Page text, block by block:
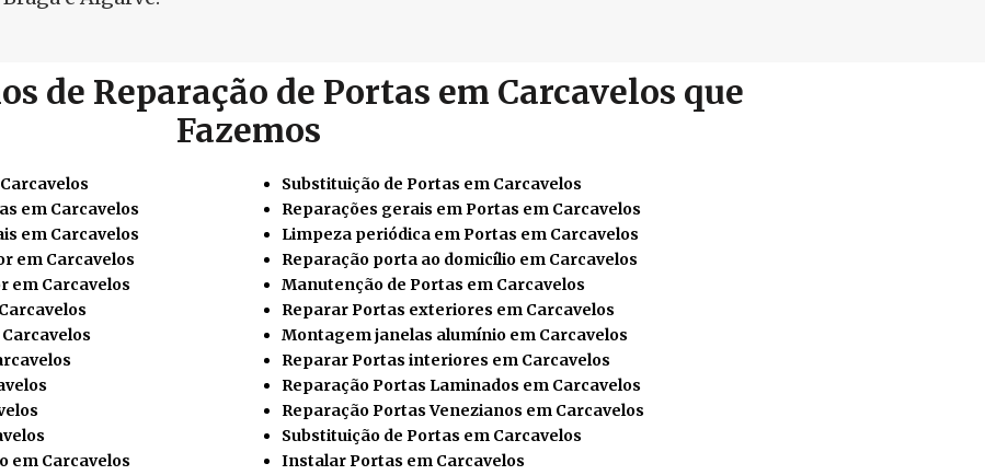
de Reparação de Portas em Carcavelos que
Fazemos
em Carcavelos
em Carcavelos
em Carcavelos
em Carcavelos
em Carcavelos
Substituição de Portas em Carcavelos
Reparações gerais em Portas em Carcavelos
Limpeza periódica em Portas em Carcavelos
Reparação porta ao domicílio em Carcavelos
Manutenção de Portas em Carcavelos
Reparar Portas exteriores em Carcavelos
Montagem janelas alumínio em Carcavelos
Reparar Portas interiores em Carcavelos
Reparação Portas Laminados em Carcavelos
Reparação Portas Venezianos em Carcavelos
Substituição de Portas em Carcavelos
InstalarPortas em Carcavelos